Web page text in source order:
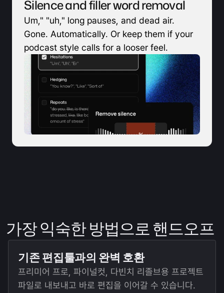
Silence and filler word removal
Um," "uh," long pauses, and dead air.
Gone. Automatically. Or keep them if your
podcast style calls for a looser feel.
가장 익숙한 방법으로 핸드오프
기존 편집툴과의 완벽 호환
프리미어 프로, 파이널컷, 다빈치 리졸브용 프로젝트
파일로 내보내고 바로 편집을 이어갈 수 있습니다.